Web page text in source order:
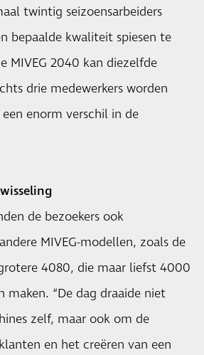
twintig seizoensarbeiders
bepaalde kwaliteit spiesen te
MIVEG 2040 kan diezelfde
drie medewerkers worden
enorm verschil in de
de bezoekers ook
MIVEG-modellen, zoals de
4080, die maar liefst 4000
maken. “De dag draaide niet
zelf, maar ook om de
en het creëren van een